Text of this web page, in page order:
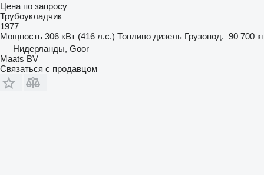
Цена по запросу
Трубоукладчик
1977
Мощность 306 кВт (416 л.с.) Топливо дизель Грузопод. 90 700 кг
Нидерланды, Goor
Maats BV
Связаться с продавцом